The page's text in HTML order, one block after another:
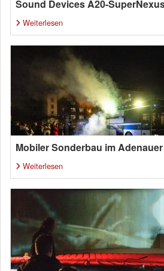
Sound Devices A20-
Weiterlesen
Mobiler Sonderbau im
Weiterlesen